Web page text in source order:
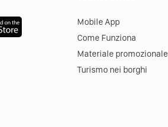
Mobile App
Come Funziona
Materiale promozionale
Turismo nei borghi